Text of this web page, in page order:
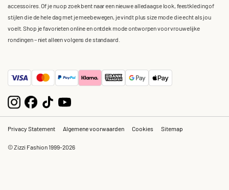
accessoires. Of je nu op zoek bent naar een nieuwe alledaagse look, feestkleding of
stijlen die de hele dag met je meebewegen, je vindt plus size mode die echt als jou
voelt. Shop je favorieten online en ontdek mode ontworpen voor vrouwelijke
rondingen – niet alleen volgens de standaard.
Privacy Statement Algemene voorwaarden Cookies Sitemap
© Zizzi Fashion 1999-2026